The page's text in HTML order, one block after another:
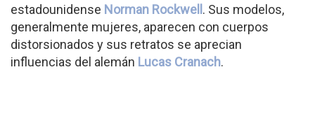
estadounidense Norman Rockwell . Sus modelos,
generalmente mujeres, aparecen con cuerpos
distorsionados y sus retratos se aprecian
influencias del alemán Lucas Cranach.